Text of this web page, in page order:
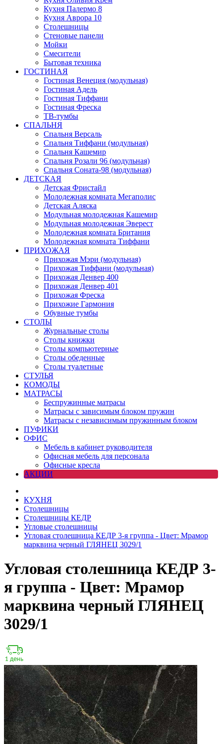
Кухня Палермо 8
Кухня Аврора 10
Столешницы
Стеновые панели
Мойки
Смесители
Бытовая техника
ГОСТИНАЯ
Гостиная Венеция (модульная)
Гостиная Адель
Гостиная Тиффани
Гостиная Фреска
ТВ-тумбы
СПАЛЬНЯ
Спальня Версаль
Спальня Тиффани (модульная)
Спальня Кашемир
Спальня Розали 96 (модульная)
Спальня Соната-98 (модульная)
ДЕТСКАЯ
Детская Фристайл
Молодежная комната Мегаполис
Детская Аляска
Модульная молодежная Кашемир
Модульная молодежная Эверест
Молодежная комната Британия
Молодежная комната Тиффани
ПРИХОЖАЯ
Прихожая Мэри (модульная)
Прихожая Тиффани (модульная)
Прихожая Денвер 400
Прихожая Денвер 401
Прихожая Фреска
Прихожие Гармония
Обувные тумбы
СТОЛЫ
Журнальные столы
Столы книжки
Столы компьютерные
Столы обеденные
Столы туалетные
СТУЛЬЯ
КОМОДЫ
МАТРАСЫ
Беспружинные матрасы
Матрасы с зависимым блоком пружин
Матрасы с независимым пружинным блоком
ПУФИКИ
ОФИС
Мебель в кабинет руководителя
Офисная мебель для персонала
Офисные кресла
АКЦИИ
КУХНЯ
Столешницы
Столешницы КЕДР
Угловые столешницы
Угловая столешница КЕДР 3-я группа - Цвет: Мрамор
марквина черный ГЛЯНЕЦ 3029/1
Угловая столешница КЕДР 3-
я группа - Цвет: Мрамор
марквина черный ГЛЯНЕЦ
3029/1